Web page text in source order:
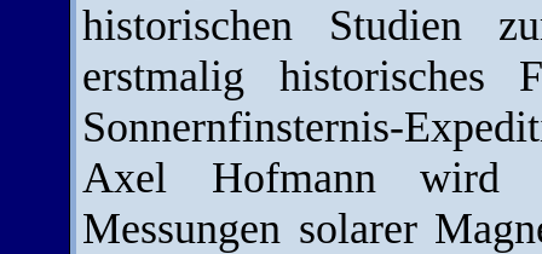
historischen Studien
erstmalig historisches
Sonnernfinsternis-
Axel Hofmann wird
Messungen solarer